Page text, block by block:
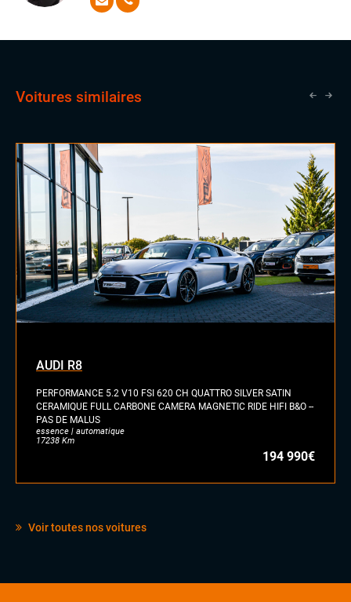
votre recherche en une expérience simple, efficace et
pleine d’enthousiasme.
Voitures similaires
AUDI R8
PERFORMANCE 5.2 V10 FSI 620 CH QUATTRO SILVER SATIN
CERAMIQUE FULL CARBONE CAMERA MAGNETIC RIDE HIFI B&O --
PAS DE MALUS
essence | automatique
17238 Km
194 990€
Voir toutes nos voitures